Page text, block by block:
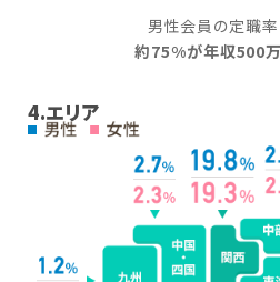
男性会員の定職率
約75%が年収500
4.エリア